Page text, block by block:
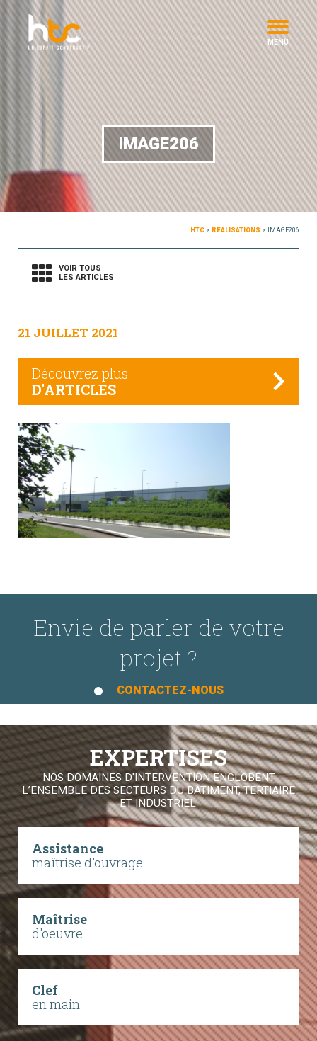
MENU
IMAGE206
HTC > RÉALISATIONS > IMAGE206
VOIR TOUS
LES ARTICLES
21 JUILLET 2021
Découvrez plus
D'ARTICLES
Envie de parler de votre
projet ?
CONTACTEZ-NOUS
EXPERTISES
NOS DOMAINES D'INTERVENTION ENGLOBENT
L’ENSEMBLE DES SECTEURS DU BÂTIMENT, TERTIAIRE
ET INDUSTRIEL.
Assistance
maîtrise d'ouvrage
Maîtrise
d'oeuvre
Clef
en main